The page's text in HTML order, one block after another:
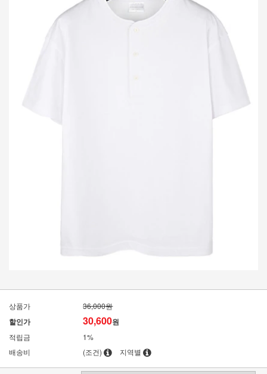
상품가 36,000원
할인가 30,600원
적립금
1%
배송비
(조건) 지역별